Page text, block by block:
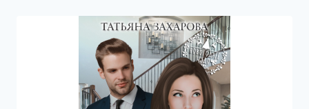
ЗАХАРОВА